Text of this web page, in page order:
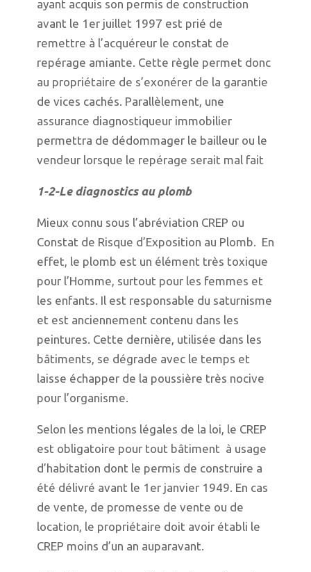
ayant acquis son permis de construction
avant le 1er juillet 1997 est prié de
remettre à l’acquéreur le constat de
repérage amiante. Cette règle permet donc
au propriétaire de s’exonérer de la garantie
de vices cachés. Parallèlement, une
assurance diagnostiqueur immobilier
permettra de dédommager le bailleur ou le
vendeur lorsque le repérage serait mal fait
1-2-Le diagnostics au plomb
Mieux connu sous l’abréviation CREP ou
Constat de Risque d’Exposition au Plomb. En
effet, le plomb est un élément très toxique
pour l’Homme, surtout pour les femmes et
les enfants. Il est responsable du saturnisme
et est anciennement contenu dans les
peintures. Cette dernière, utilisée dans les
bâtiments, se dégrade avec le temps et
laisse échapper de la poussière très nocive
pour l’organisme.
Selon les mentions légales de la loi, le CREP
est obligatoire pour tout bâtiment à usage
d’habitation dont le permis de construire a
été délivré avant le 1er janvier 1949. En cas
de vente, de promesse de vente ou de
location, le propriétaire doit avoir établi le
CREP moins d’un an auparavant.